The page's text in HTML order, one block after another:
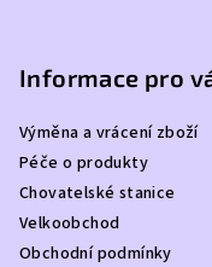
Informace pro
Výměna a vrácení zboží
Péče o produkty
Chovatelské stanice
Velkoobchod
Obchodní podmínky